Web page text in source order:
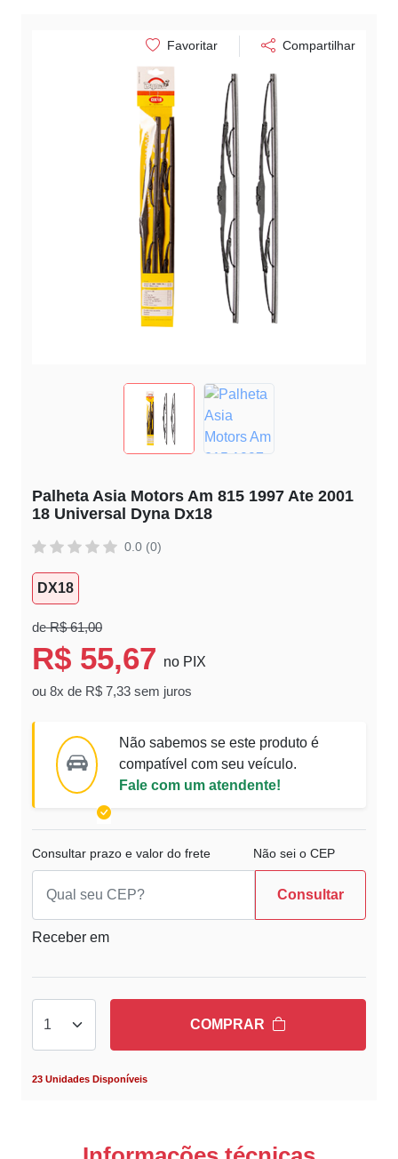
Favoritar Compartilhar
Palheta Asia Motors Am 815 1997 Ate 2001
18 Universal Dyna Dx18
0.0 (0)
DX18
deR$ 61,00
R$ 55,67 no PIX
ou 8x de R$ 7,33 sem juros
Não sabemos se este produto é
compatível com seu veículo.
Fale com um atendente!
Consultar prazo e valor do frete Não sei o CEP
Consultar
Receber em
COMPRAR
23 Unidades Disponíveis